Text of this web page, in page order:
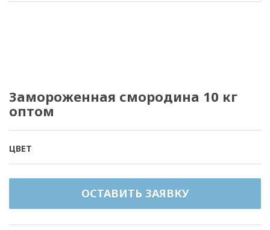
Замороженная смородина 10 кг
оптом
ЦВЕТ
ОСТАВИТЬ ЗАЯВКУ